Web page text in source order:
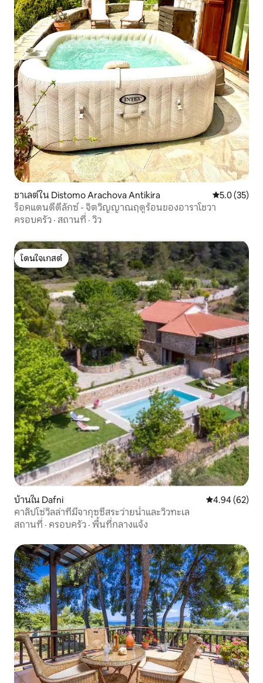
ชาเลต์ใน Distomo Arachova Antikira คะแนนเฉลี่ย
5.0 (35)
ร็อคแดนดี้ดีลักซ์ - จิตวิญญาณฤดูร้อนของอาราโชวา
ครอบครัว · สถานที่ · วิว
โดนใจเกสต์
โดนใจเกสต์
บ้านใน Dafni คะแนนเฉลี่ย
4.94 (62)
คาลิปโซ่วิลล่าที่มีจากุซซี่สระว่ายน้ำและวิวทะเล
สถานที่ · ครอบครัว · พื้นที่กลางแจ้ง